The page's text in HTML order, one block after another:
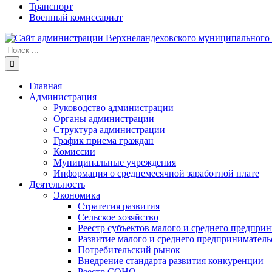
Транспорт
Военный комиссариат
Результат
поиска:
Главная
Администрация
Руководство администрации
Органы администрации
Структура администрации
График приема граждан
Комиссии
Муниципальные учреждения
Информация о среднемесячной заработной плате
Деятельность
Экономика
Стратегия развития
Сельское хозяйство
Реестр субъектов малого и среднего
Развитие малого и среднего
Потребительский рынок
Внедрение стандарта развития конкуренции